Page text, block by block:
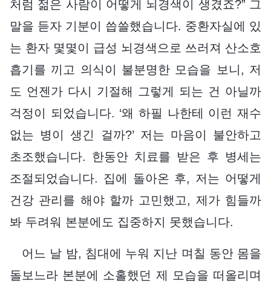
처럼 젊은 사람이 어떻게 뇌경색이 생겼죠?” 그
말을 듣자 기분이 씁쓸했습니다. 중환자실에 있
는 환자 몇몇이 급성 뇌경색으로 쓰러져 산소호
흡기를 끼고 의식이 불분명한 모습을 보니, 저
도 언젠가 다시 기절해 그렇게 되는 건 아닐까
걱정이 되었습니다. ‘왜 하필 나한테 이런 재수
없는 병이 생긴 걸까?’ 저는 마음이 불안하고
초조했습니다. 한동안 치료를 받은 후 병세는
조절되었습니다. 집에 돌아온 후, 저는 어떻게
건강 관리를 해야 할까 고민했고, 제가 힘들까
봐 두려워 본분에도 집중하지 못했습니다.
어느 날 밤, 침대에 누워 지난 며칠 동안 몸을
돌보느라 본분에 소홀했던 제 모습을 떠올리며